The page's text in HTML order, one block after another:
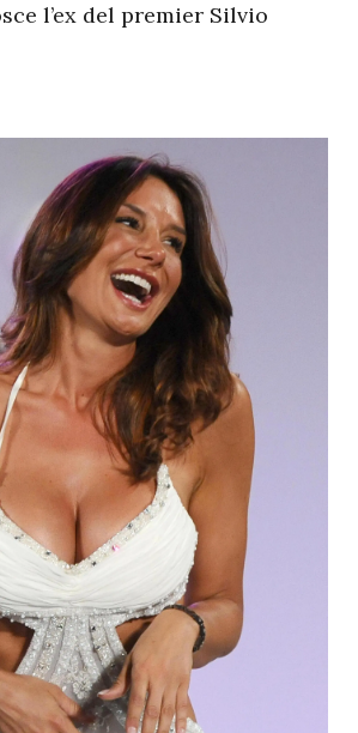
l’ex del premier Silvio